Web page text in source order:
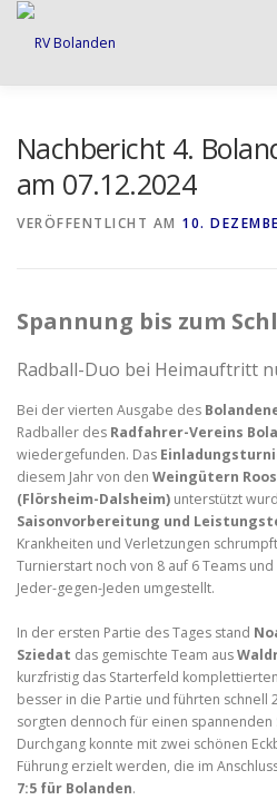
Zum
springen
Nachbericht 4.
am 07.12.2024
VERÖFFENTLICHT AM 10.
Spannung bis zum
Radball-Duo bei Heimauftritt
Bei der vierten Ausgabe des
Radballer des Radfahrer-Vereins
wiedergefunden. Das
diesem Jahr von den Weingütern
(Flörsheim-Dalsheim) unterstützt
Saisonvorbereitung und
Krankheiten und Verletzungen
Turnierstart noch von 8 auf 6 Teams
Jeder-gegen-Jeden umgestellt.
In der ersten Partie des Tages stand
Sziedat das gemischte Team aus
kurzfristig das Starterfeld
besser in die Partie und führten schnell
sorgten dennoch für einen
Durchgang konnte mit zwei schönen
Führung erzielt werden, die im
7:5 für Bolanden.